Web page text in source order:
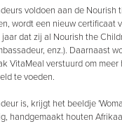
voldoen aan de Nourish
wordt een nieuw certificaat
dat zij al Nourish the
enz.). Daarnaast
VitaMeal verstuurd om
te voeden.
is, krijgt het beeldje
handgemaakt houten